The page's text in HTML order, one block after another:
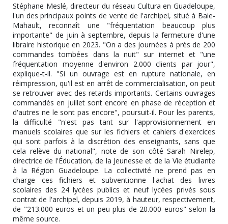
Stéphane Meslé, directeur du réseau Cultura en Guadeloupe,
l'un des principaux points de vente de l'archipel, situé à Baie-
Mahault, reconnaît une "fréquentation beaucoup plus
importante" de juin à septembre, depuis la fermeture d'une
libraire historique en 2023. "On a des journées à près de 200
commandes tombées dans la nuit" sur internet et "une
fréquentation moyenne d'environ 2.000 clients par jour",
explique-t-il. "Si un ouvrage est en rupture nationale, en
réimpression, qu'il est en arrêt de commercialisation, on peut
se retrouver avec des retards importants. Certains ouvrages
commandés en juillet sont encore en phase de réception et
d'autres ne le sont pas encore", poursuit-il. Pour les parents,
la difficulté "n'est pas tant sur l'approvisionnement en
manuels scolaires que sur les fichiers et cahiers d'exercices
qui sont parfois à la discrétion des enseignants, sans que
cela relève du national", note de son côté Sarah Nirelep,
directrice de l'Éducation, de la Jeunesse et de la Vie étudiante
à la Région Guadeloupe. La collectivité ne prend pas en
charge ces fichiers et subventionne l'achat des livres
scolaires des 24 lycées publics et neuf lycées privés sous
contrat de l'archipel, depuis 2019, à hauteur, respectivement,
de "213.000 euros et un peu plus de 20.000 euros" selon la
même source.